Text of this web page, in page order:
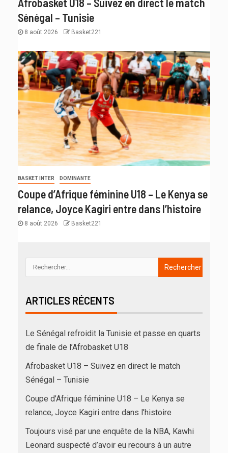
Sénégal – Tunisie
8 août 2026 Basket221
BASKET INTER DOMINANTE
Coupe d’Afrique féminine U18 – Le Kenya se
relance, Joyce Kagiri entre dans l’histoire
8 août 2026 Basket221
ARTICLES RÉCENTS
Le Sénégal refroidit la Tunisie et passe en quarts
de finale de l’Afrobasket U18
Afrobasket U18 – Suivez en direct le match
Sénégal – Tunisie
Coupe d’Afrique féminine U18 – Le Kenya se
relance, Joyce Kagiri entre dans l’histoire
Toujours visé par une enquête de la NBA, Kawhi
Leonard suspecté d’avoir eu recours à un autre